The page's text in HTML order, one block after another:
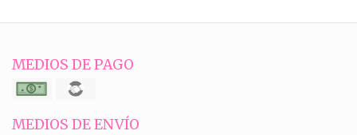
MEDIOS DE PAGO
MEDIOS DE ENVÍO